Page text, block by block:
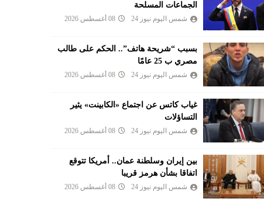
الجماعات المسلحة
شمس اليوم نيوز 24 08 أغسطس 2026
بسبب “شريحة هاتف”.. الحكم على طالب
مصري ب 25 عامًا
شمس اليوم نيوز 24 08 أغسطس 2026
غياب كاتس عن اجتماع «الكابينت» يثير
التساؤلات
شمس اليوم نيوز 24 08 أغسطس 2026
بين إيران وسلطنة عمان.. أمريكا تتوقع
اتفاقا بشأن هرمز قريبا
شمس اليوم نيوز 24 08 أغسطس 2026